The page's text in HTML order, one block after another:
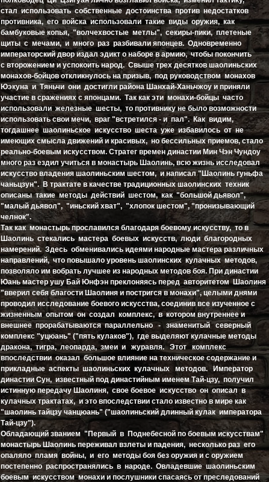
стал использовать собственные достоинства против недостатков
противника, его войска использовали такие виды оружия, как
бамбуковые копья, "волчехвостые метлы", секиры-пики, плетеные
щиты с мечами, и много раз разбивали японцев. Одновременно
императорский двор издал эдикт о наборе в армию, чтобы покончить
с второжением и успокоить народ. Свыше трех десятков шаолиньских
монахов-бойцов откликнулось на призыв, под руководством монахов
Юэкуна и Тяньчи они достигли района Шанхай-Ханьчжоу и приняли
участие в сражениях с японцами. Так как эти монахи-бойцы часто
использовали железные шесты, то противнику не было возможности
использовать свои мечи, враг "встретился - и пал". Как видим,
тогдашнее шаолиньское искусство шеста уже избавилось от не
имеющих смысла движений и красивых, но бессильных приемов, стало
реально-боевым искусством. Стратег времен династии Мин Чэн Чундоу
много раз ездил учиться в монастырь Шаолинь, всю жизнь исследовал
искусство владения шаолиньским шестом, и написал "Шаолинь гуньфа
чаньцзун". В трактате в качестве традиционных шаолинских техник
описаны такие методы действий шестом, как "большой дьявол",
"малый дьявол", "иньский хват", "хлопок шестом", "пронизывающий
челнок".
Так как монастырь прославился благодаря боевому искусству, то в
Шаолинь стекались мастера боевых искусств, люди благородных
намерений. Здесь обменивались идеями народные мастера различных
направлений, что повышало уровень шаолинских кулачных методов,
позволяло им вобрать лучшее из народных методов боя. При династии
Юань мастер ушу Бай Юнфэн преклоняясь перед авторитетом Шаолиня
"вверил себя благости Шаолиня и постригся в монахи", целыми днями
проводил исследование боевого искусства, соединив все изученное с
жизненным опытом он создал комплекс, в котором внутреннее и
внешнее прорабатываются параллельно - знаменитый северный
комплекс "уцюань" ("пять кулаков"), где выделяют кулачные методы
дракона, тигра, леопарда, змеи и журавля. Этот комплекс
впоследствии оказал большое влияние на техническое содержание и
прикладные аспекты шаолиньских кулачных методов. Император
династии Сун, известный под династийным именем Тай-цзу, получил
истинную передачу Шаолиня, свое боевое искусство он описал в
кулачных трактатах, и это впоследствии стало известно в мире как
"шаолинь тайцзу чанцюань" ("шаолиньский длинный кулак императора
Тай-цзу").
Обладающий званием "Первый в Поднебесной по боевым искусствам"
монастырь Шаолинь переживал взлеты и падения, несколько раз его
опаляло пламя войны, и его методы боя без оружия и с оружием
постепенно распространялись в народе. Овладевшие шаолиньским
боевым искусством монахи и послушники спасаясь от преследований